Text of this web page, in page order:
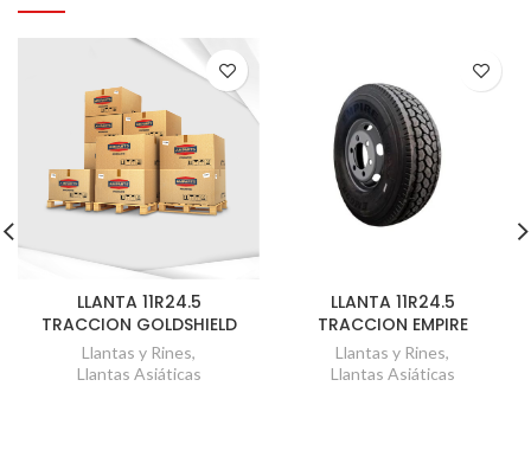
LLANTA 11R24.5
TRACCION GOLDSHIELD
Llantas y Rines,
Llantas Asiáticas
LLANTA 11R24.5
TRACCION EMPIRE
Llantas y Rines,
Llantas Asiáticas